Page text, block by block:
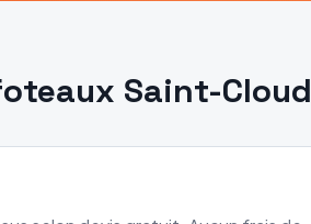
Saint-Cloud